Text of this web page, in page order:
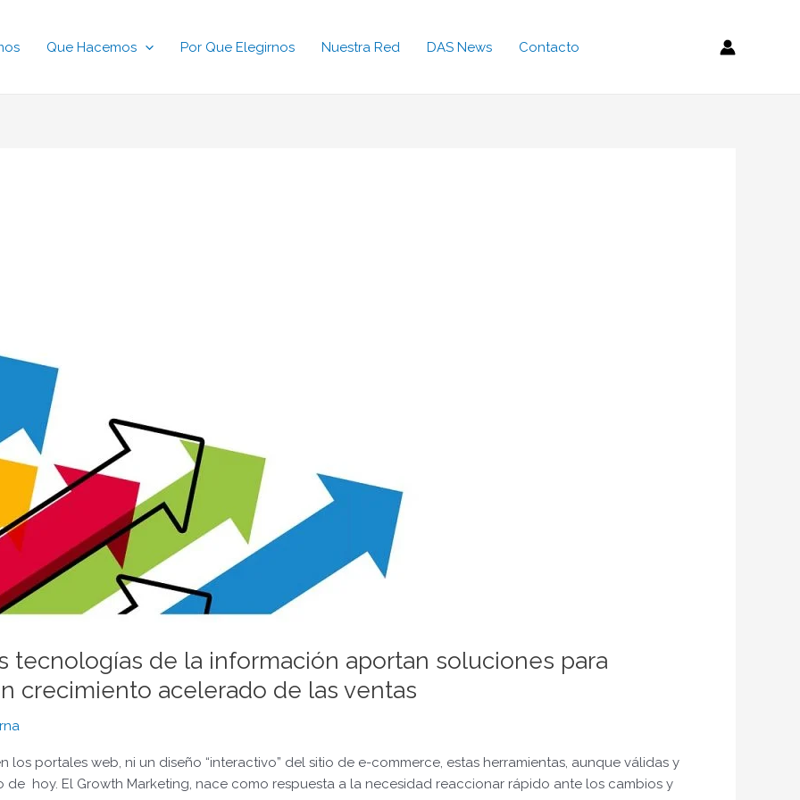
Que Hacemos Por Que Elegirnos Nuestra Red DAS News Contacto
tecnologías de la información aportan soluciones para
crecimiento acelerado de las ventas
portales web, ni un diseño “interactivo” del sitio de e-commerce, estas herramientas, aunque válidas y
de hoy. El Growth Marketing, nace como respuesta a la necesidad reaccionar rápido ante los cambios y